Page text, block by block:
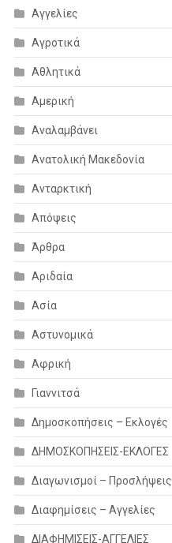
Αγγελίες
Αγροτικά
Αθλητικά
Αμερική
Αναλαμβάνει
Ανατολική Μακεδονία
Ανταρκτική
Απόψεις
Άρθρα
Αριδαία
Ασία
Αστυνομικά
Αφρική
Γιαννιτσά
Δημοσκοπήσεις – Εκλογές
ΔΗΜΟΣΚΟΠΗΣΕΙΣ-ΕΚΛΟΓΕΣ
Διαγωνισμοί – Προσλήψεις
Διαφημίσεις – Αγγελίες
ΔΙΑΦΗΜΙΣΕΙΣ-ΑΓΓΕΛΙΕΣ